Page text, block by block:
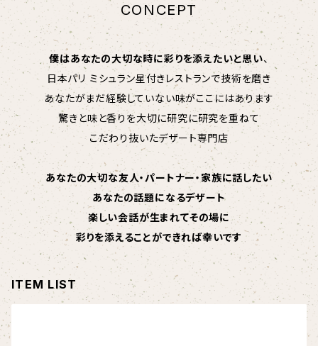
CONCEPT
僕はあなたの大切な時に彩りを添えたいと思い、
日本パリ ミシュラン星付きレストランで技術を磨き
あなたがまだ経験していない味がここにはあります
驚きと味と香りを大切に研究に研究を重ねて
こだわり抜いたデザート専門店
あなたの大切な友人・パートナー・家族に話したい
あなたの話題になるデザート
楽しい会話が生まれてその場に
彩りを添えることができれば幸いです
ITEM LIST